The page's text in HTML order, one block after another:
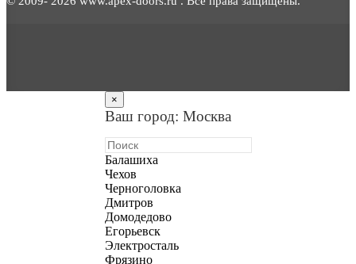
×
Ваш город: Москва
Балашиха
Чехов
Черноголовка
Дмитров
Домодедово
Егорьевск
Электросталь
Фрязино